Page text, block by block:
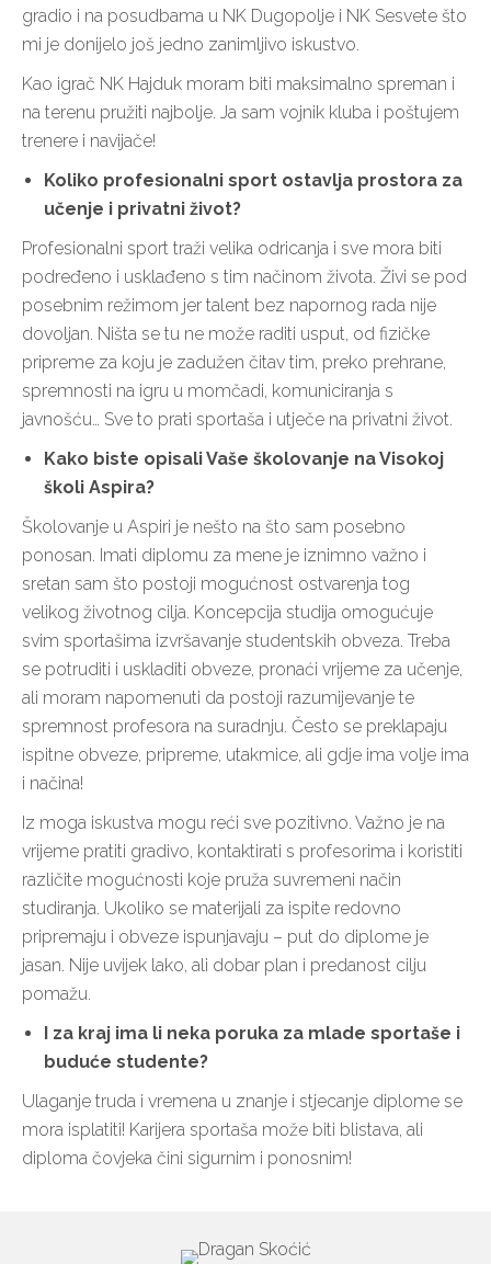
gradio i na posudbama u NK Dugopolje i NK Sesvete što
mi je donijelo još jedno zanimljivo iskustvo.
Kao igrač NK Hajduk moram biti maksimalno spreman i
na terenu pružiti najbolje. Ja sam vojnik kluba i poštujem
trenere i navijače!
Koliko profesionalni sport ostavlja prostora za
učenje i privatni život?
Profesionalni sport traži velika odricanja i sve mora biti
podređeno i usklađeno s tim načinom života. Živi se pod
posebnim režimom jer talent bez napornog rada nije
dovoljan. Ništa se tu ne može raditi usput, od fizičke
pripreme za koju je zadužen čitav tim, preko prehrane,
spremnosti na igru u momčadi, komuniciranja s
javnošću… Sve to prati sportaša i utječe na privatni život.
Kako biste opisali Vaše školovanje na Visokoj
školi Aspira?
Školovanje u Aspiri je nešto na što sam posebno
ponosan. Imati diplomu za mene je iznimno važno i
sretan sam što postoji mogućnost ostvarenja tog
velikog životnog cilja. Koncepcija studija omogućuje
svim sportašima izvršavanje studentskih obveza. Treba
se potruditi i uskladiti obveze, pronaći vrijeme za učenje,
ali moram napomenuti da postoji razumijevanje te
spremnost profesora na suradnju. Često se preklapaju
ispitne obveze, pripreme, utakmice, ali gdje ima volje ima
i načina!
Iz moga iskustva mogu reći sve pozitivno. Važno je na
vrijeme pratiti gradivo, kontaktirati s profesorima i koristiti
različite mogućnosti koje pruža suvremeni način
studiranja. Ukoliko se materijali za ispite redovno
pripremaju i obveze ispunjavaju – put do diplome je
jasan. Nije uvijek lako, ali dobar plan i predanost cilju
pomažu.
I za kraj ima li neka poruka za mlade sportaše i
buduće studente?
Ulaganje truda i vremena u znanje i stjecanje diplome se
mora isplatiti! Karijera sportaša može biti blistava, ali
diploma čovjeka čini sigurnim i ponosnim!